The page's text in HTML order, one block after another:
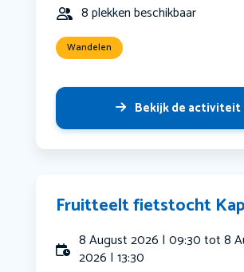
8 plekken beschikbaar
Wandelen
Bekijk de activiteit
Fruitteelt fietstocht
8 August 2026 | 09:30 tot 8
2026 | 13:30